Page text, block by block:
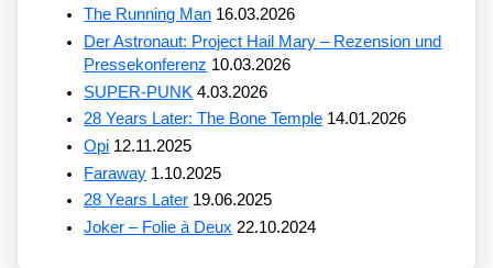
The Running Man 16.03.2026
Der Astronaut: Project Hail Mary – Rezension und
Pressekonferenz 10.03.2026
SUPER-PUNK 4.03.2026
28 Years Later: The Bone Temple 14.01.2026
Opi 12.11.2025
Faraway 1.10.2025
28 Years Later 19.06.2025
Joker – Folie à Deux 22.10.2024